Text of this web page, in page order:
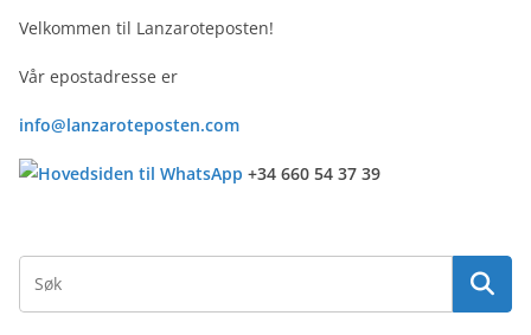
Velkommen til Lanzaroteposten!
Vår epostadresse er
info@lanzaroteposten.com
+34 660 54 37 39